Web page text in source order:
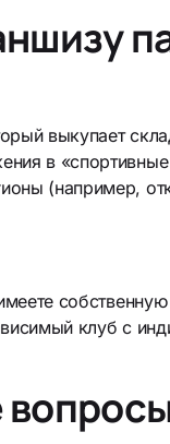
выкупает
в
(например,
клуб с